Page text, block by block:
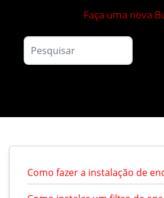
Faça uma nova
Como fazer a instalação de